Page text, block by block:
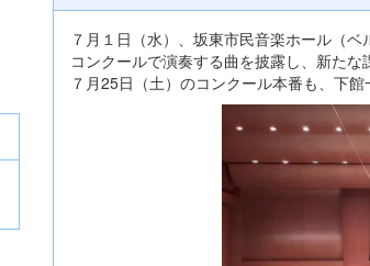
７月１日（水）、坂東市民音楽ホール（
コンクールで演奏する曲を披露し、新た
７月25日（土）のコンクール本番も、下